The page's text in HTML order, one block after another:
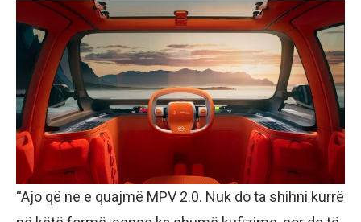
“Ajo që ne e quajmë MPV 2.0. Nuk do ta shihni kurrë